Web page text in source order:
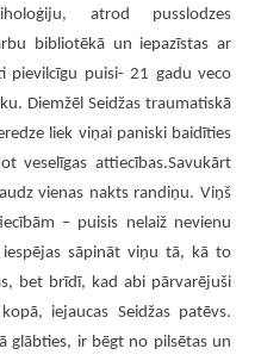
atrod pusslodzes
bibliotēkā un iepazīstas ar
pievilcīgu puisi- 21 gadu veco
Diemžēl Seidžas traumatiskā
liek viņai paniski baidīties
veselīgas attiecības.Savukārt
vienas nakts randiņu. Viņš
– puisis nelaiž nevienu
sāpināt viņu tā, kā to
bet brīdī, kad abi pārvarējuši
iejaucas Seidžas patēvs.
glābties, ir bēgt no pilsētas un